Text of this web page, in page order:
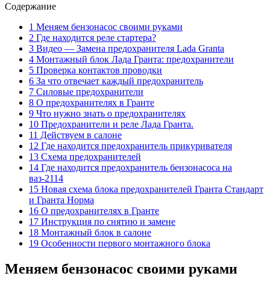
Содержание
1 Меняем бензонасос своими руками
2 Где находится реле стартера?
3 Видео — Замена предохранителя Lada Granta
4 Монтажный блок Лада Гранта: предохранители
5 Проверка контактов проводки
6 За что отвечает каждый предохранитель
7 Силовые предохранители
8 О предохранителях в Гранте
9 Что нужно знать о предохранителях
10 Предохранители и реле Лада Гранта.
11 Действуем в салоне
12 Где находится предохранитель прикуривателя
13 Схема предохранителей
14 Где находится предохранитель бензонасоса на
ваз-2114
15 Новая схема блока предохранителей Гранта Стандарт
и Гранта Норма
16 О предохранителях в Гранте
17 Инструкция по снятию и замене
18 Монтажный блок в салоне
19 Особенности первого монтажного блока
Меняем бензонасос своими руками